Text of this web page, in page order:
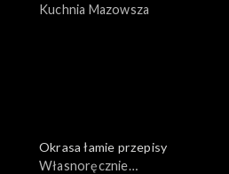
Kuchnia Mazowsza
Okrasa łamie przepisy
Własnoręcznie